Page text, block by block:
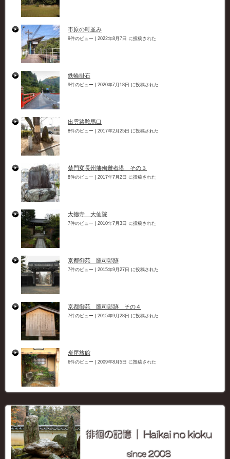
市原の町並み
9件のビュー 2022年8月7日 に投稿された
鉄輪掛石
9件のビュー 2020年7月18日 に投稿された
出雲路鞍馬口
8件のビュー 2017年2月25日 に投稿された
禁門変長州藩殉難者塔 その３
8件のビュー 2017年7月2日 に投稿された
大徳寺 大仙院
7件のビュー 2010年7月3日 に投稿された
京都御苑 鷹司邸跡
7件のビュー 2015年9月27日 に投稿された
京都御苑 鷹司邸跡 その４
7件のビュー 2015年9月28日 に投稿された
炭屋旅館
6件のビュー 2009年8月5日 に投稿された